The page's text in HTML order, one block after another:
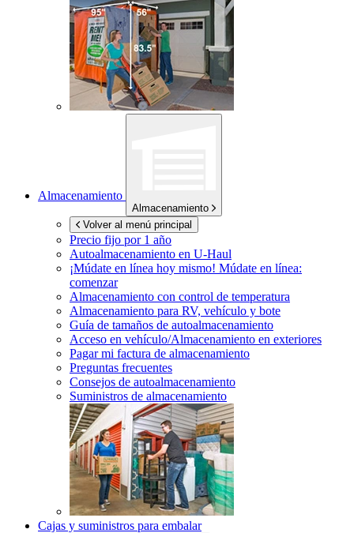
Almacenamiento
Almacenamiento
Volver al menú principal
Precio fijo por 1 año
Autoalmacenamiento en U-Haul
¡Múdate en línea hoy mismo! Múdate en línea:
comenzar
Almacenamiento con control de temperatura
Almacenamiento para RV, vehículo y bote
Guía de tamaños de autoalmacenamiento
Acceso en vehículo/Almacenamiento en exteriores
Pagar mi factura de almacenamiento
Preguntas frecuentes
Consejos de autoalmacenamiento
Suministros de almacenamiento
Cajas y suministros para embalar